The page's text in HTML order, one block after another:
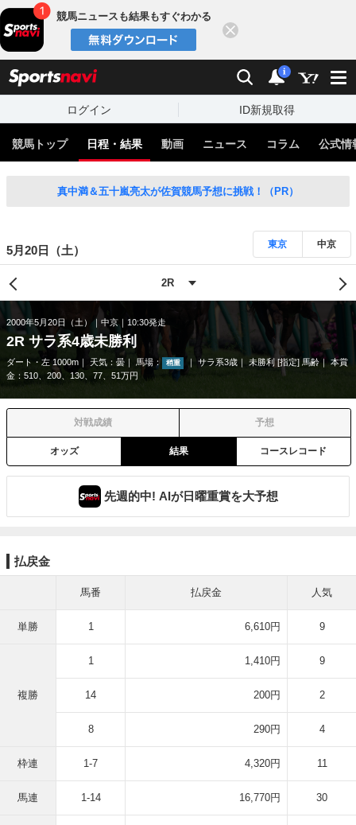
競馬ニュースも結果もすぐわかる
検索 通知
i
ログイン ID新規取得
競馬トップ 日程・結果 動画 ニュース コラム 公式情
真中満＆五十嵐亮太が佐賀競馬予想に挑戦！（PR）
5月20日（土） 東京 中京
2000年5月20日（土） 中京 10:30発走
2R サラ系4歳未勝利
ダート・左 1000m 天気： 曇 馬場： 稍重 サラ系3歳 未勝利 [指定] 馬齢
本賞
金：510、200、130、77、51万円
対戦成績 予想
オッズ 結果 コースレコード
先週的中! AIが日曜重賞を大予想
払戻金
馬番 払戻金 人気
単勝 1 6,610円 9
複勝
1 1,410円 9
14 200円 2
8 290円 4
枠連 1-7 4,320円 11
馬連 1-14 16,770円 30